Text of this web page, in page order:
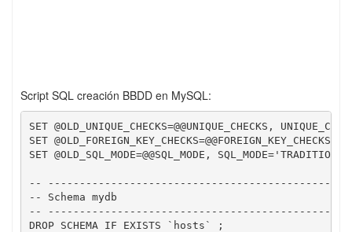
Script SQL creación BBDD en MySQL:
SET @OLD_UNIQUE_CHECKS=@@UNIQUE_CHECKS,
SET @OLD_FOREIGN_KEY_CHECKS=@@FOREIGN_KEY_CHECKS,
SET @OLD_SQL_MODE=@@SQL_MODE,
--
-- Schema mydb
--
DROP SCHEMA IF EXISTS `hosts` ;